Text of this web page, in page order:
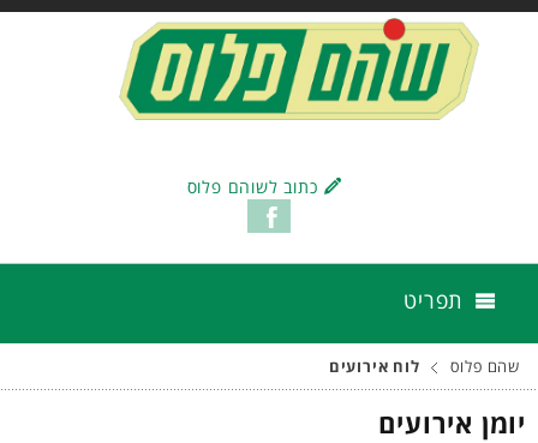
כתוב לשוהם פלוס
תפריט
שהם פלוס לוח אירועים
יומן אירועים